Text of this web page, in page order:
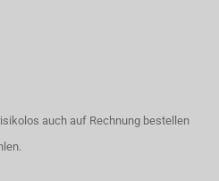
auch auf Rechnung bestellen